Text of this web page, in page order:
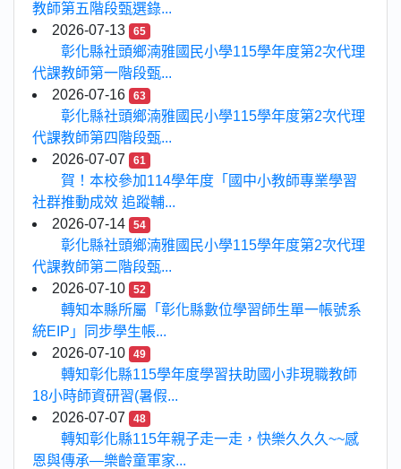
教師第五階段甄選錄...
2026-07-13
65
彰化縣社頭鄉湳雅國民小學115學年度第2次代理
代課教師第一階段甄...
2026-07-16
63
彰化縣社頭鄉湳雅國民小學115學年度第2次代理
代課教師第四階段甄...
2026-07-07
61
賀！本校參加114學年度「國中小教師專業學習
社群推動成效 追蹤輔...
2026-07-14
54
彰化縣社頭鄉湳雅國民小學115學年度第2次代理
代課教師第二階段甄...
2026-07-10
52
轉知本縣所屬「彰化縣數位學習師生單一帳號系
統EIP」同步學生帳...
2026-07-10
49
轉知彰化縣115學年度學習扶助國小非現職教師
18小時師資研習(暑假...
2026-07-07
48
轉知彰化縣115年親子走一走，快樂久久久~~感
恩與傳承—樂齡童軍家...